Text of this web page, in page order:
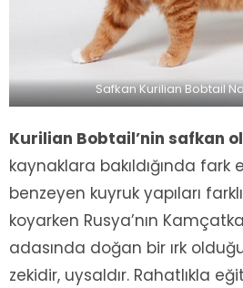
Safkan Kurilian Bobtail
Kurilian Bobtail’nin safkan
kaynaklara bakıldığında fark
benzeyen kuyruk yapıları
koyarken Rusya’nın
adasında doğan bir ırk
zekidir, uysaldır. Rahatlıkla